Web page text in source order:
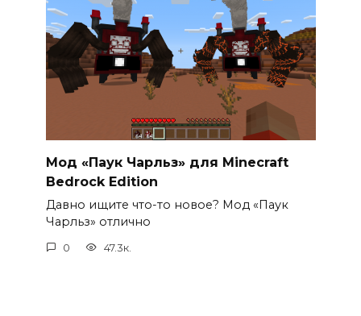
Мод «Паук Чарльз» для Minecraft
Bedrock Edition
Давно ищите что-то новое? Мод «Паук
Чарльз» отлично
0 47.3к.